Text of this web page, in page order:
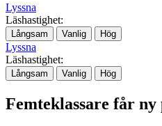
Lyssna
Läshastighet:
Långsam Vanlig Hög
Lyssna
Läshastighet:
Långsam Vanlig Hög
Femteklassare får ny